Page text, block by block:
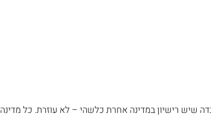
שיש רישיון במדינה אחרת כלשהי – לא עוזרת. כל מדינה